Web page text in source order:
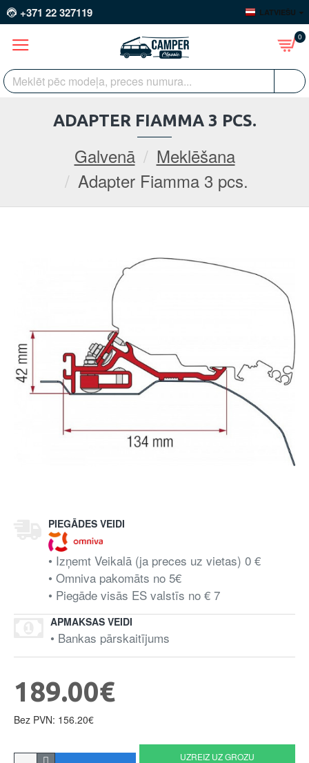
+371 22 327119 LATVIEŠU
0
Galvenā
Meklēšana
Adapter Fiamma 3 pcs.
ADAPTER FIAMMA 3 PCS.
PIEGĀDES VEIDI
• Izņemt Veikalā (ja preces uz vietas) 0 €
• Omniva pakomāts no 5€
• Piegāde visās ES valstīs no € 7
APMAKSAS VEIDI
• Bankas pārskaitījums
189.00€
Bez PVN: 156.20€
UZREIZ UZ GROZU